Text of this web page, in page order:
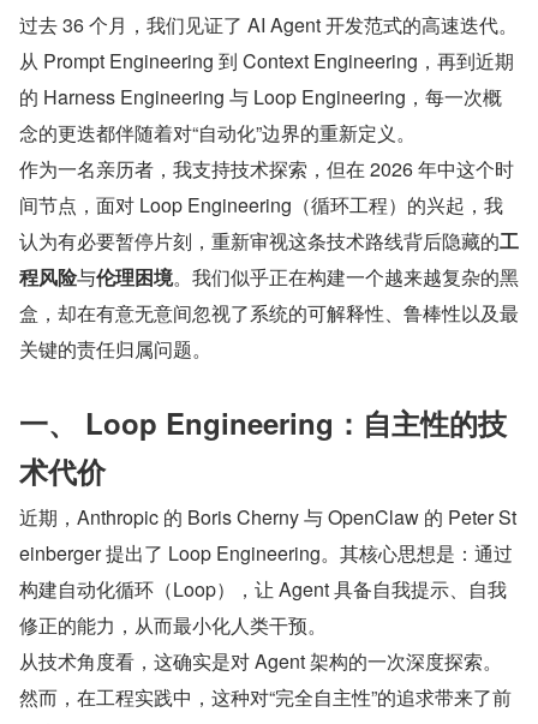
过去 36 个月，我们见证了 AI Agent 开发范式的高速迭代。
从 Prompt Engineering 到 Context Engineering，再到近期
的 Harness Engineering 与 Loop Engineering，每一次概
念的更迭都伴随着对“自动化”边界的重新定义。
作为一名亲历者，我支持技术探索，但在 2026 年中这个时
间节点，面对 Loop Engineering（循环工程）的兴起，我
认为有必要暂停片刻，重新审视这条技术路线背后隐藏的工
程风险与伦理困境。我们似乎正在构建一个越来越复杂的黑
盒，却在有意无意间忽视了系统的可解释性、鲁棒性以及最
关键的责任归属问题。
一、 Loop Engineering：自主性的技
术代价
近期，Anthropic 的 Boris Cherny 与 OpenClaw 的 Peter St
einberger 提出了 Loop Engineering。其核心思想是：通过
构建自动化循环（Loop），让 Agent 具备自我提示、自我
修正的能力，从而最小化人类干预。
从技术角度看，这确实是对 Agent 架构的一次深度探索。
然而，在工程实践中，这种对“完全自主性”的追求带来了前